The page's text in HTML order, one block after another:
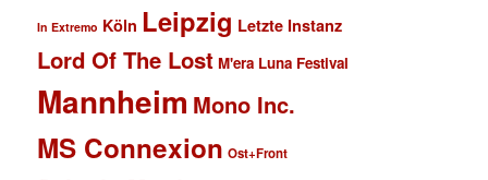
In Extremo Köln Leipzig Letzte Instanz
Lord Of The Lost M'era Luna Festival
Mannheim Mono Inc.
MS Connexion Ost+Front